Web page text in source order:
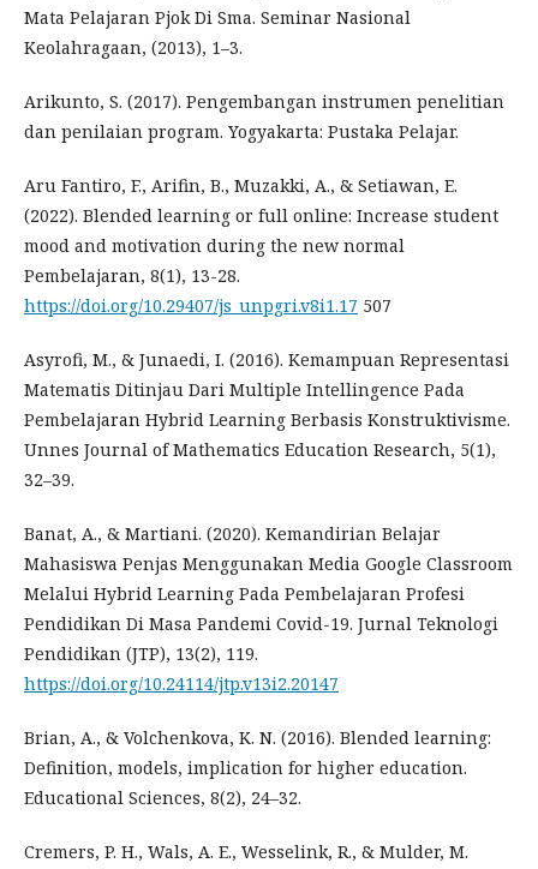
Mata Pelajaran Pjok Di Sma. Seminar Nasional
Keolahragaan, (2013), 1–3.
Arikunto, S. (2017). Pengembangan instrumen penelitian
dan penilaian program. Yogyakarta: Pustaka Pelajar.
Aru Fantiro, F., Arifin, B., Muzakki, A., & Setiawan, E.
(2022). Blended learning or full online: Increase student
mood and motivation during the new normal
Pembelajaran, 8(1), 13-28.
https://doi.org/10.29407/js_unpgri.v8i1.17 507
Asyrofi, M., & Junaedi, I. (2016). Kemampuan Representasi
Matematis Ditinjau Dari Multiple Intellingence Pada
Pembelajaran Hybrid Learning Berbasis Konstruktivisme.
Unnes Journal of Mathematics Education Research, 5(1),
32–39.
Banat, A., & Martiani. (2020). Kemandirian Belajar
Mahasiswa Penjas Menggunakan Media Google Classroom
Melalui Hybrid Learning Pada Pembelajaran Profesi
Pendidikan Di Masa Pandemi Covid-19. Jurnal Teknologi
Pendidikan (JTP), 13(2), 119.
https://doi.org/10.24114/jtp.v13i2.20147
Brian, A., & Volchenkova, K. N. (2016). Blended learning:
Definition, models, implication for higher education.
Educational Sciences, 8(2), 24–32.
Cremers, P. H., Wals, A. E., Wesselink, R., & Mulder, M.